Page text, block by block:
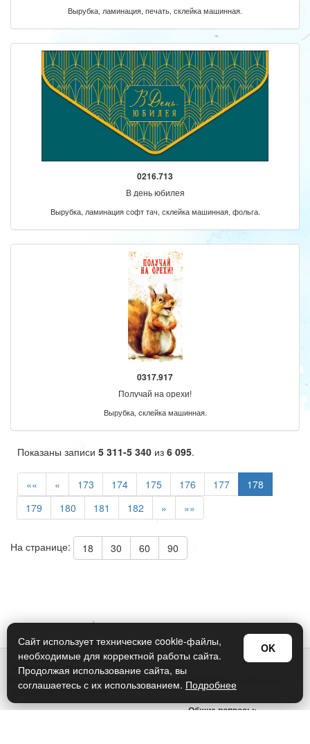
Вырубка, ламинация, печать, склейка машинная.
0216.713
В день юбилея
Вырубка, ламинация софт тач, склейка машинная, фольга.
0317.917
Получай на орехи!
Вырубка, склейка машинная.
Показаны записи 5 311-5 340 из 6 095.
«« « 173 174 175 176 177
178
179
180 181 182 » »»
На странице: 18 30 60 90
© Арт Дизайн 2026
Политика конфиденциальности и обработки персональных данных
Правила использования
Общие вопросы:
Сайт использует технические cookie-файлы,
необходимые для корректной работы сайта.
Продолжая использование сайта, вы
соглашаетесь с их использованием. Подробнее
OK